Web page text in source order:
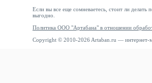
Если вы все еще сомневаетесь, стоит ли делать
выгодно.
Политика ООО "Артабана" в отношении
Copyright © 2010-2026 Artaban.ru — интернет-